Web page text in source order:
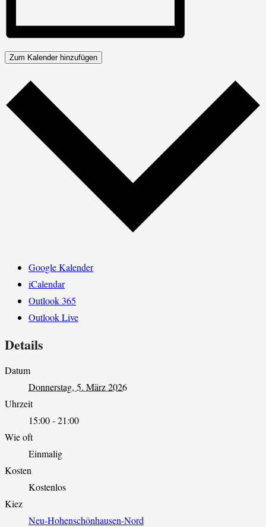
Zum Kalender hinzufügen
Google Kalender
iCalendar
Outlook 365
Outlook Live
Details
Datum
Donnerstag, 5. März 2026
Uhrzeit
15:00 - 21:00
Wie oft
Einmalig
Kosten
Kostenlos
Kiez
Neu-Hohenschönhausen-Nord